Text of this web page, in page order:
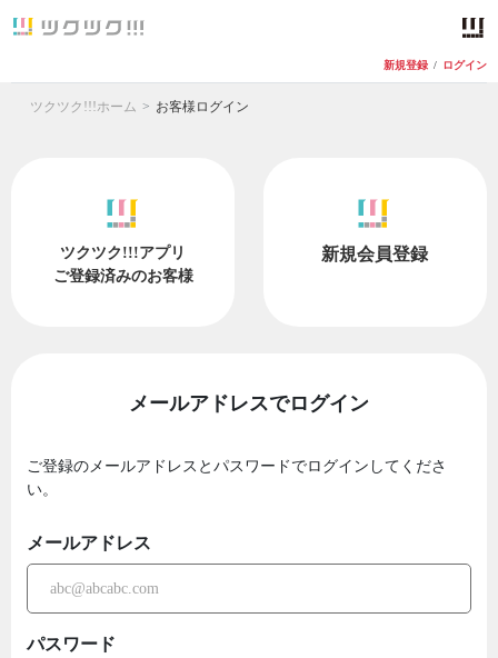
新規登録 / ログイン
ツクツク!!!ホーム お客様ログイン
ツクツク!!!アプリ
ご登録済みのお客様
新規会員登録
メールアドレスでログイン
ご登録のメールアドレスとパスワードでログインしてくださ
い。
メールアドレス
パスワード